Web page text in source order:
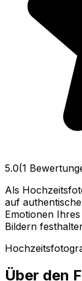
5.0(1
Als
auf
Emotionen
Bildern
Über den